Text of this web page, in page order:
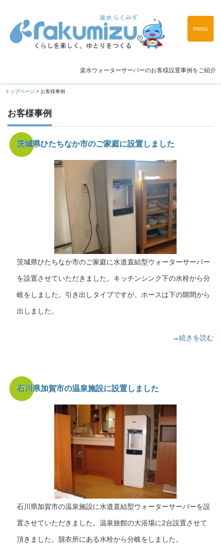
menu
楽水ウォーターサーバーのお客様設置事例をご紹介
トップページ > お客様事例
お客様事例
茨城県ひたちなか市のご家庭に設置しました
茨城県ひたちなか市のご家庭に水道直結型ウォーターサーバー
を設置させていただきました。キッチンシンク下の水栓から分
岐をしました。引き出しタイプですが、ホースは下の隙間から
出しました。
→続きを読む
石川県加賀市の温泉施設に設置しました
石川県加賀市の温泉施設に水道直結型ウォーターサーバーを設
置させていただきました。温泉旅館の大浴場に2台設置させて
頂きました。脱衣所にある水栓から分岐をしました。